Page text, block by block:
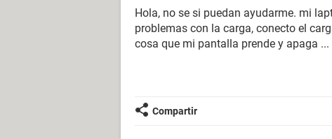
Hola, no se si puedan ayudarme. mi
problemas con la carga, conecto el
cosa que mi pantalla prende y apaga
Compartir